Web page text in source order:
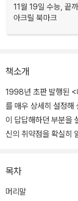
11월 19일 수능, 끝
아크릴 북마크
책소개
1998년 초판 발행된 <
를 매우 상세히 설정해
이 답답해하던 부분을
신의 취약점을 확실히
목차
머리말